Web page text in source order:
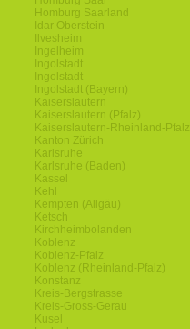
Homburg Saarland
Idar Oberstein
Ilvesheim
Ingelheim
Ingolstadt
Ingolstadt
Ingolstadt (Bayern)
Kaiserslautern
Kaiserslautern (Pfalz)
Kaiserslautern-Rheinland-Pfalz
Kanton Zürich
Karlsruhe
Karlsruhe (Baden)
Kassel
Kehl
Kempten (Allgäu)
Ketsch
Kirchheimbolanden
Koblenz
Koblenz-Pfalz
Koblenz (Rheinland-Pfalz)
Konstanz
Kreis-Bergstrasse
Kreis-Gross-Gerau
Kusel